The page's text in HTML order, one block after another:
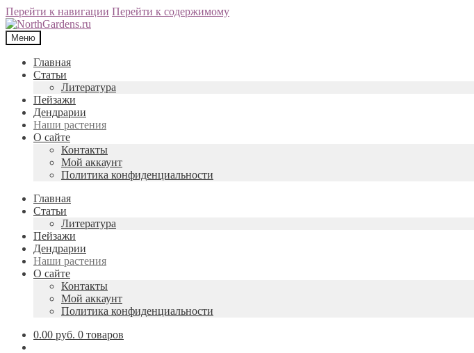
Перейти к навигации Перейти к содержимому
Меню
Главная
Статьи
Литература
Пейзажи
Дендрарии
Наши растения
О сайте
Контакты
Мой аккаунт
Политика конфиденциальности
Главная
Статьи
Литература
Пейзажи
Дендрарии
Наши растения
О сайте
Контакты
Мой аккаунт
Политика конфиденциальности
0.00 руб. 0 товаров